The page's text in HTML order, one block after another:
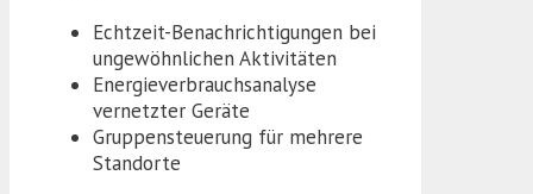
Echtzeit-Benachrichtigungen bei
ungewöhnlichen Aktivitäten
Energieverbrauchsanalyse
vernetzter Geräte
Gruppensteuerung für mehrere
Standorte